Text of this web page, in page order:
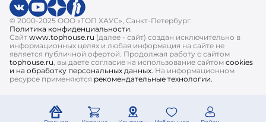
© 2000-2025 ООО «ТОП ХАУС», Санкт-Петербург.
Политика конфиденциальности.
Сайт www.tophouse.ru (далее - сайт) создан исключительно в
информационных целях и любая информация на сайте не
является публичной офертой. Продолжая работу с сайтом
tophouse.ru, вы даете согласие на использование сайтом cookies
и на обработку персональных данных. На информационном
ресурсе применяются рекомендательные технологии.